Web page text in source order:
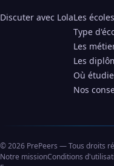
Discuter avec LolaLes écoles
Type
Les
Les
Où
Nos
© 2026 PrePeers — Tous droits
Notre missionConditions